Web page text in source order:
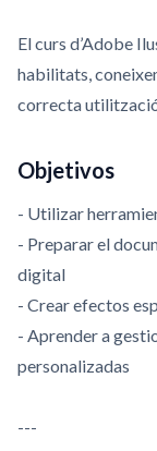
El curs d’Adobe
habilitats,
correcta
Objetivos
- Utilizar
- Preparar el
digital
- Crear efectos
- Aprender a
personalizadas
---